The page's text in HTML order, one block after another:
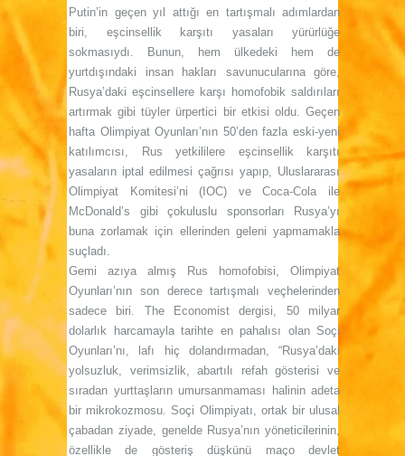
Putin’in geçen yıl attığı en tartışmalı adımlardan
biri, eşcinsellik karşıtı yasaları yürürlüğe
sokmasıydı. Bunun, hem ülkedeki hem de
yurtdışındaki insan hakları savunucularına göre,
Rusya’daki eşcinsellere karşı homofobik saldırıları
artırmak gibi tüyler ürpertici bir etkisi oldu. Geçen
hafta Olimpiyat Oyunları’nın 50’den fazla eski-yeni
katılımcısı, Rus yetkililere eşcinsellik karşıtı
yasaların iptal edilmesi çağrısı yapıp, Uluslararası
Olimpiyat Komitesi’ni (IOC) ve Coca-Cola ile
McDonald’s gibi çokuluslu sponsorları Rusya’yı
buna zorlamak için ellerinden geleni yapmamakla
suçladı.
Gemi azıya almış Rus homofobisi, Olimpiyat
Oyunları’nın son derece tartışmalı veçhelerinden
sadece biri. The Economist dergisi, 50 milyar
dolarlık harcamayla tarihte en pahalısı olan Soçi
Oyunları’nı, lafı hiç dolandırmadan, “Rusya’daki
yolsuzluk, verimsizlik, abartılı refah gösterisi ve
sıradan yurttaşların umursanmaması halinin adeta
bir mikrokozmosu. Soçi Olimpiyatı, ortak bir ulusal
çabadan ziyade, genelde Rusya’nın yöneticilerinin,
özellikle de gösteriş düşkünü maço devlet